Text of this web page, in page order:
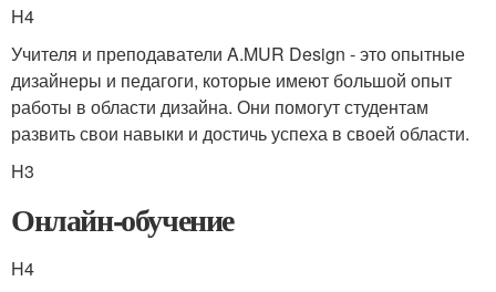
H4
Учителя и преподаватели A.MUR Design - это опытные
дизайнеры и педагоги, которые имеют большой опыт
работы в области дизайна. Они помогут студентам
развить свои навыки и достичь успеха в своей области.
H3
Онлайн-обучение
H4